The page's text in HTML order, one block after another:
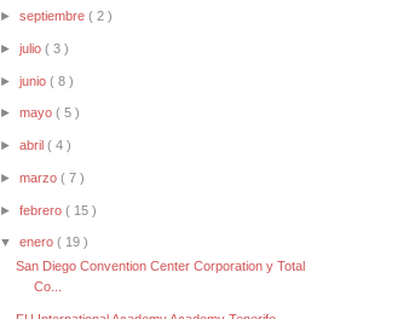
►septiembre( 2 )
►julio( 3 )
►junio( 8 )
►mayo( 5 )
►abril( 4 )
►marzo( 7 )
►febrero( 15 )
▼enero( 19 )
San Diego Convention Center Corporation y Total
Co...